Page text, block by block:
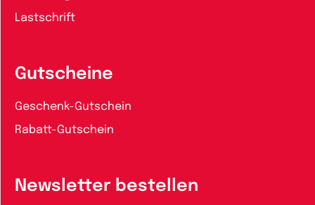
Lastschrift
Gutscheine
Geschenk-Gutschein
Rabatt-Gutschein
Newsletter bestellen